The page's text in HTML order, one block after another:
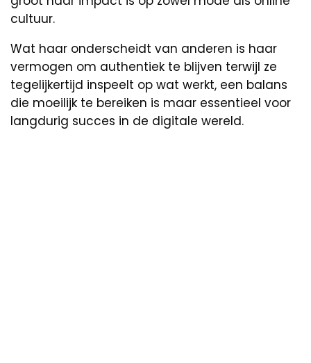
cultuur.
Wat haar onderscheidt van anderen is haar
vermogen om authentiek te blijven terwijl ze
tegelijkertijd inspeelt op wat werkt, een balans
die moeilijk te bereiken is maar essentieel voor
langdurig succes in de digitale wereld.